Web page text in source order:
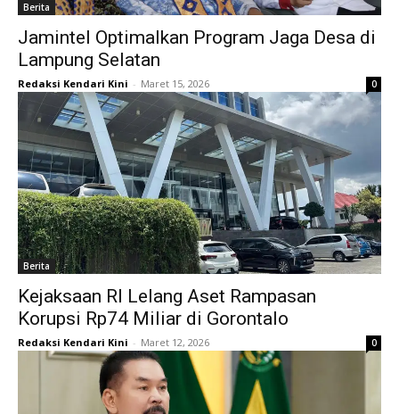
Berita
Jamintel Optimalkan Program Jaga Desa di
Lampung Selatan
Redaksi Kendari Kini - Maret 15, 2026 0
Berita
Kejaksaan RI Lelang Aset Rampasan
Korupsi Rp74 Miliar di Gorontalo
Redaksi Kendari Kini - Maret 12, 2026 0